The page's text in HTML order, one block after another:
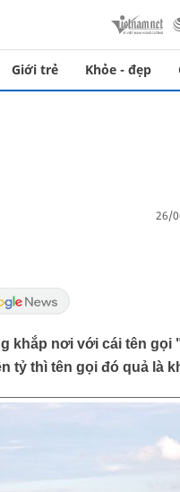
Giới trẻ Khỏe - đẹp
26/
khắp nơi với cái tên gọi
tỷ thì tên gọi đó quả là